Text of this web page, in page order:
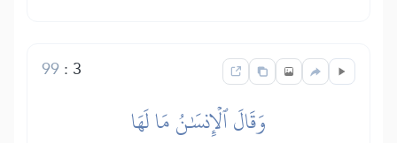
3
:
99
وَقَالَ ٱلۡإِنسَٰنُ مَا لَهَا